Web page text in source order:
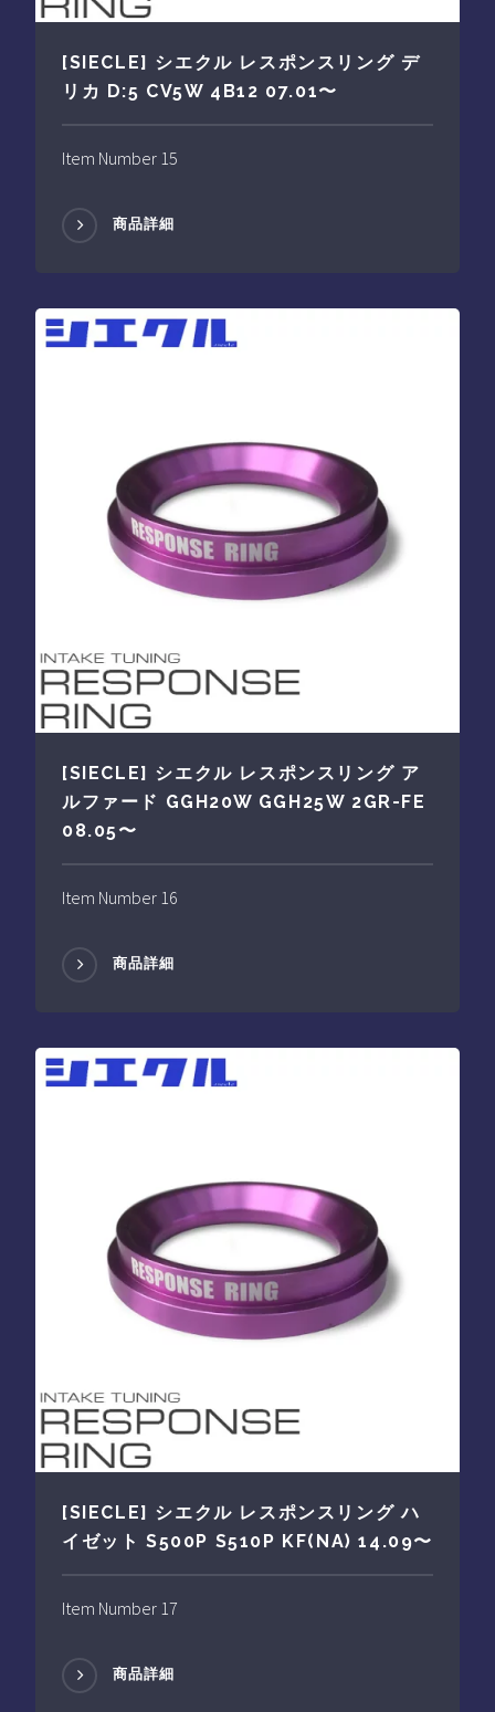
[SIECLE] シエクル レスポンスリング デ
リカ D:5 CV5W 4B12 07.01〜
Item Number 15
商品詳細
[SIECLE] シエクル レスポンスリング ア
ルファード GGH20W GGH25W 2GR-FE
08.05〜
Item Number 16
商品詳細
[SIECLE] シエクル レスポンスリング ハ
イゼット S500P S510P KF(NA) 14.09〜
Item Number 17
商品詳細